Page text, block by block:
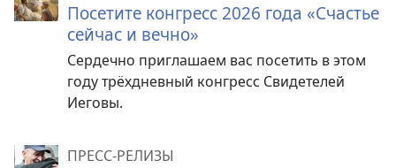
Посетите конгресс 2026 года «Счастье
сейчас и вечно»
Сердечно приглашаем вас посетить в этом
году трёхдневный конгресс Свидетелей
Иеговы.
ПРЕСС-РЕЛИЗЫ